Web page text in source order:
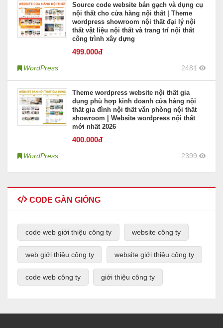
Source code website bán gạch và dụng cụ
nội thất cho cửa hàng nội thất | Theme
wordpress showroom nội thất đại lý nội
thất vật liệu nội thất và trang trí nội thất
công trình xây dựng
499.000đ
WordPress 2481
Theme wordpress website nội thất gia
dụng phù hợp kinh doanh cửa hàng nội
thất gia đình nội thất văn phòng nội thất
showroom | Website wordpress nội thất
mới nhất 2026
400.000đ
WordPress 2399
CODE GẦN GIỐNG
code web giới thiệu công ty website công ty
web giới thiệu công ty website giới thiệu công ty
code web công ty giới thiệu công ty